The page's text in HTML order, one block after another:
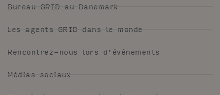
Bureau GRID au Danemark
Les agents GRID dans le monde
Rencontrez-nous lors d'événements
Médias sociaux